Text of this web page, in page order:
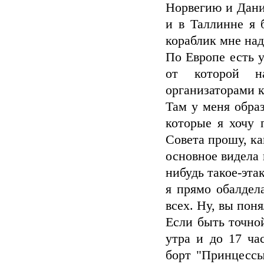
Норвегию и
и в Таллинне я
кораблик мне
По Европе есть
от которой
организаторами
Там у меня
которые я хочу
Совета прошу,
основное
нибудь такое-
я прямо
всех. Ну, вы
Если быть
утра и до 17
борт